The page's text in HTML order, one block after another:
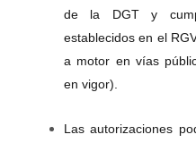
de la DGT y
establecidos en el
a motor en vías
en vigor).
Las autorizaciones